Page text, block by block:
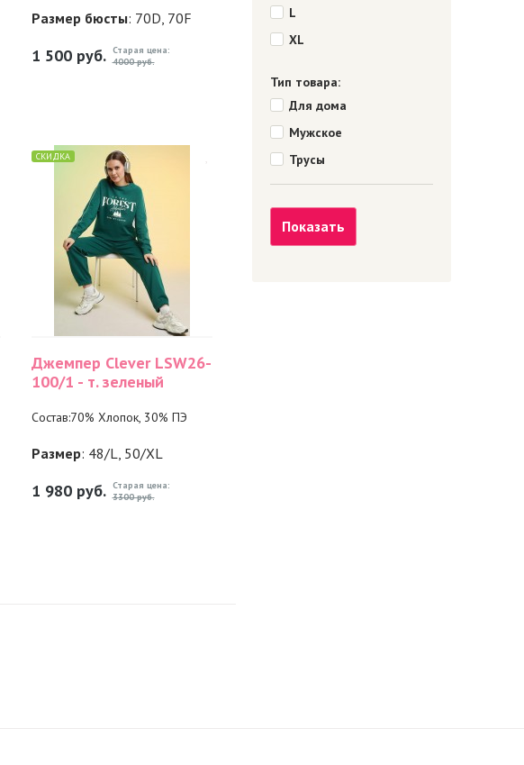
Размер бюсты: 70D, 70F
1 500руб. Старая цена:
4000 руб.
СКИДКА
Джемпер Clever LSW26-
100/1 - т. зеленый
Состав:70% Хлопок, 30% ПЭ
Размер: 48/L, 50/XL
1 980руб. Старая цена:
3300 руб.
L
XL
Тип товара:
Для дома
Мужское
Трусы
Показать